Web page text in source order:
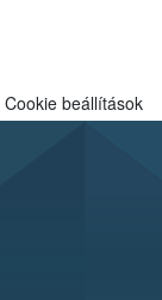
Cookie beállítások